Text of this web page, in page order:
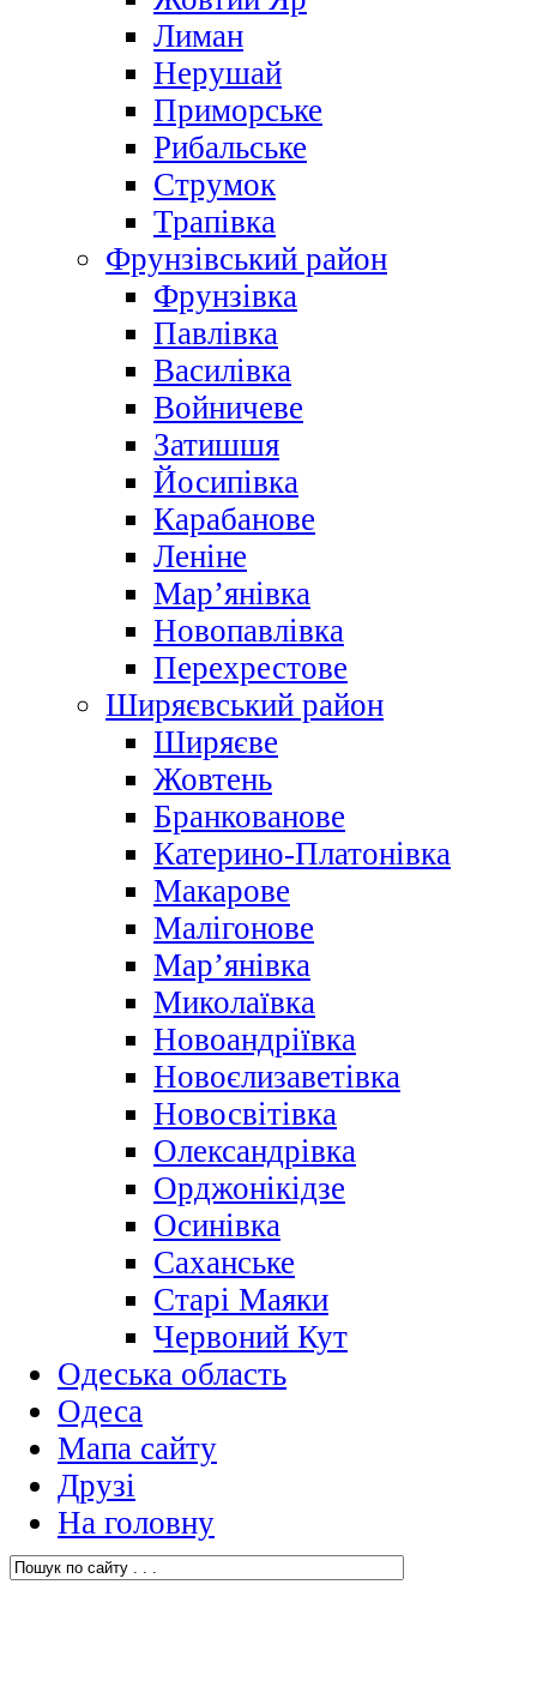
Лиман
Нерушай
Приморське
Рибальське
Струмок
Трапівка
Фрунзівський район
Фрунзівка
Павлівка
Василівка
Войничеве
Затишшя
Йосипівка
Карабанове
Леніне
Мар’янівка
Новопавлівка
Перехрестове
Ширяєвський район
Ширяєве
Жовтень
Бранкованове
Катерино-Платонівка
Макарове
Малігонове
Мар’янівка
Миколаївка
Новоандріївка
Новоєлизаветівка
Новосвітівка
Олександрівка
Орджонікідзе
Осинівка
Саханське
Старі Маяки
Червоний Кут
Одеська область
Одеса
Мапа сайту
Друзі
На головну